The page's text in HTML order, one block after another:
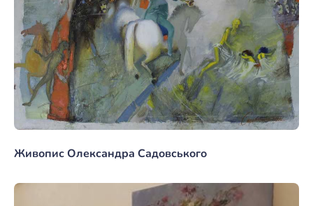
Живопис Олександра Садовського